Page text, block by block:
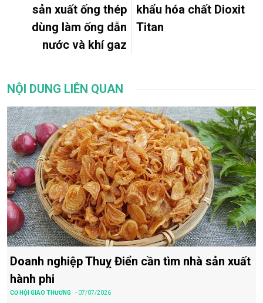
sản xuất ống thép
dùng làm ống dẫn
nước và khí gaz
khẩu hóa chất Dioxit
Titan
NỘI DUNG LIÊN QUAN
Doanh nghiệp Thuỵ Điển cần tìm nhà sản xuất
hành phi
CƠ HỘI GIAO THƯƠNG - 07/07/2026